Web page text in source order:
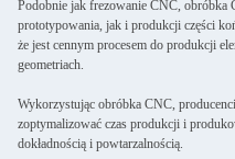
Podobnie jak frezowanie CNC, obróbka
prototypowania, jak i produkcji części
że jest cennym procesem do produkcji
geometriach.
Wykorzystując obróbka CNC,
zoptymalizować czas produkcji i
dokładnością i powtarzalnością.